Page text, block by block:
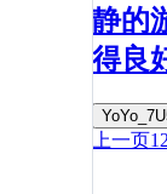
静的
得良
上一页1 2